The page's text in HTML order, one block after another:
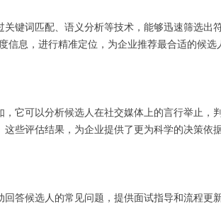
键词匹配、语义分析等技术，能够迅速筛选出
信息，进行精准定位，为企业推荐最合适的候选
它可以分析候选人在社交媒体上的言行举止，
些评估结果，为企业提供了更为科学的决策依
答候选人的常见问题，提供面试指导和流程更